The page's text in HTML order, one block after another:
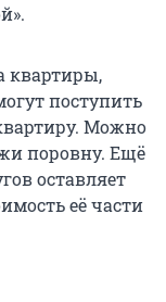
квартиры,
поступить
Можно
поровну. Ещё
оставляет
её части